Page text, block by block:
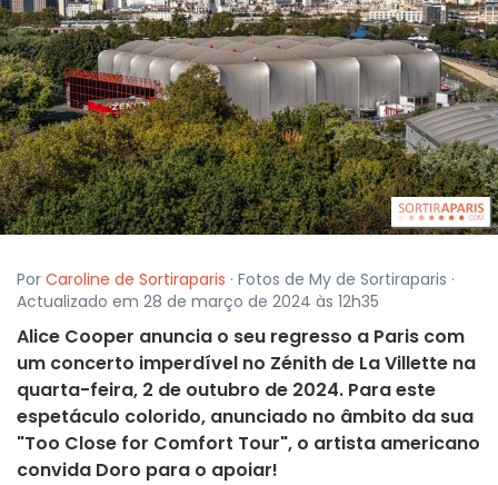
Por Caroline de Sortiraparis · Fotos de My de Sortiraparis ·
Actualizado em 28 de março de 2024 às 12h35
Alice Cooper anuncia o seu regresso a Paris com
um concerto imperdível no Zénith de La Villette na
quarta-feira, 2 de outubro de 2024. Para este
espetáculo colorido, anunciado no âmbito da sua
"Too Close for Comfort Tour", o artista americano
convida Doro para o apoiar!